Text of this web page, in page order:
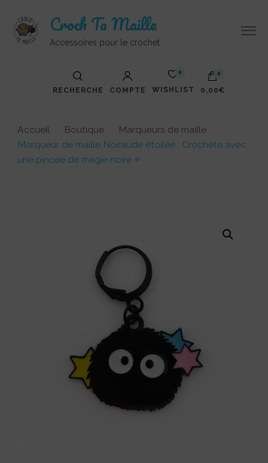
Croch Ta Maille
Accessoires pour le crochet
RECHERCHE COMPTE
0
WISHLIST
0
0,00€
Accueil Boutique
Marqueurs de maille
Marqueur de maille Noiraude étoilée : Crochète avec
une pincée de magie noire ⭐